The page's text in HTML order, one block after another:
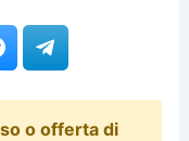
o offerta di